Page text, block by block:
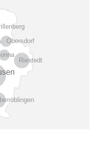
Riestedt
Obersdorf